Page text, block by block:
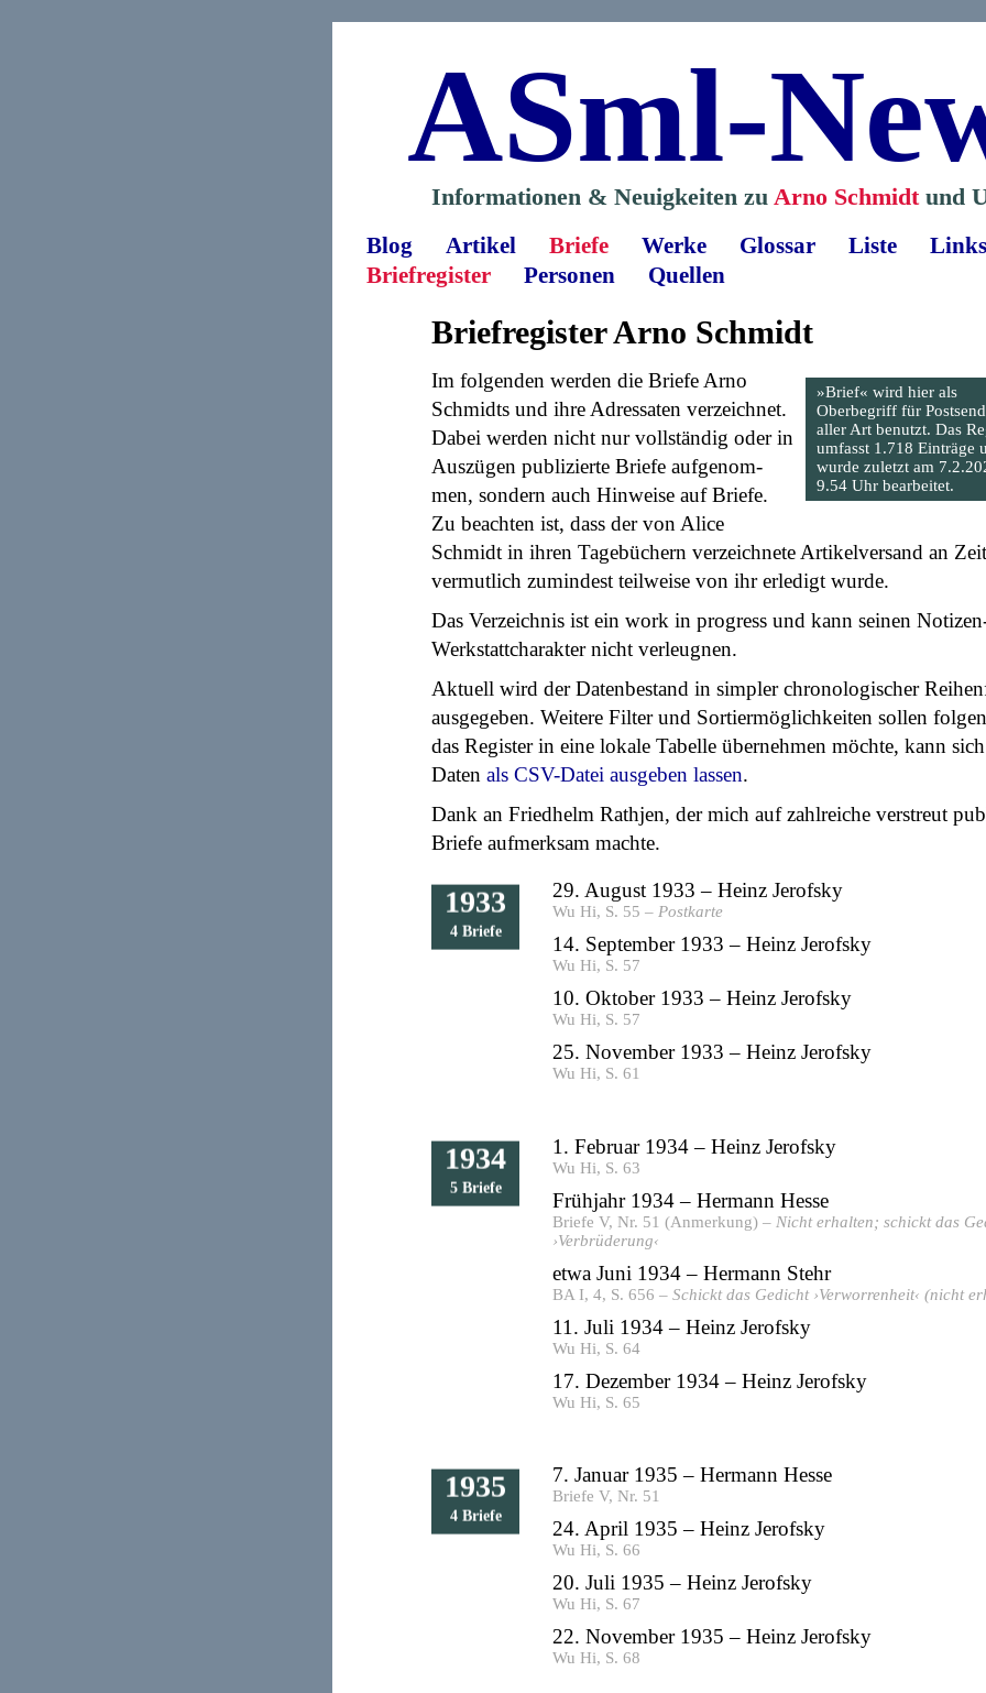
ASml-
Informationen & Neuigkeiten zu Arno Schmidtund
Blog Artikel Briefe Werke Glossar Liste Links
Briefregister Personen Quellen
Briefregister Arno Schmidt
»Brief« wird hier als
Oberbegriff für
aller Art benutzt. Das
umfasst 1.718 Einträge
wurde zuletzt am
9.54 Uhr bearbeitet.
Im folgenden werden die Briefe Arno
Schmidts und ihre Adressaten verzeichnet.
Dabei werden nicht nur vollständig oder in
Auszügen publizierte Briefe aufgenom­
men, sondern auch Hinweise auf Briefe.
Zu beachten ist, dass der von Alice
Schmidt in ihren Tagebüchern verzeichnete Artikelversand an
vermutlich zumindest teilweise von ihr erledigt wurde.
Das Verzeichnis ist ein work in progress und kann seinen
Werkstattcharakter nicht verleugnen.
Aktuell wird der Datenbestand in simpler chronologischer
ausgegeben. Weitere Filter und Sortiermöglichkeiten sollen
das Register in eine lokale Tabelle übernehmen möchte, kann
Daten als CSV-Datei ausgeben lassen.
Dank an Friedhelm Rathjen, der mich auf zahlreiche verstreut
Briefe aufmerksam machte.
1933
4 Briefe
29. August 1933 – Heinz Jerofsky
Wu Hi, S. 55 – Postkarte
14. September 1933 – Heinz Jerofsky
Wu Hi, S. 57
10. Oktober 1933 – Heinz Jerofsky
Wu Hi, S. 57
25. November 1933 – Heinz Jerofsky
Wu Hi, S. 61
1934
5 Briefe
1. Februar 1934 – Heinz Jerofsky
Wu Hi, S. 63
Frühjahr 1934 – Hermann Hesse
Briefe V, Nr. 51 (Anmerkung) – Nicht erhalten; schickt das
›Verbrüderung‹
etwa Juni 1934 – Hermann Stehr
BA I, 4, S. 656 – Schickt das Gedicht ›Verworrenheit‹ (nicht
11. Juli 1934 – Heinz Jerofsky
Wu Hi, S. 64
17. Dezember 1934 – Heinz Jerofsky
Wu Hi, S. 65
1935
4 Briefe
7. Januar 1935 – Hermann Hesse
Briefe V, Nr. 51
24. April 1935 – Heinz Jerofsky
Wu Hi, S. 66
20. Juli 1935 – Heinz Jerofsky
Wu Hi, S. 67
22. November 1935 – Heinz Jerofsky
Wu Hi, S. 68